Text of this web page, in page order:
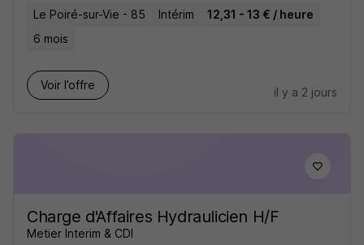
Le Poiré-sur-Vie - 85 Intérim
12,31 - 13 € / heure
6 mois
Voir l’offre
il y a 2 jours
Charge d'Affaires Hydraulicien H/F
Metier Interim & CDI